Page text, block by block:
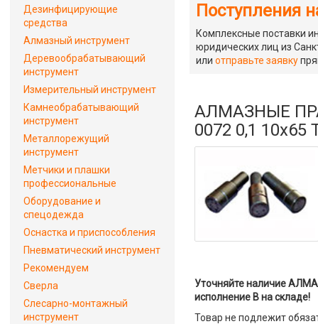
Поступления
Комплексные поставки
юридических лиц из
илиотправьте заявку
АЛМАЗНЫЕ
0072 0,1 10х65
Уточняйте наличие
исполнение В на складе!
Товар не подлежит
Дезинфицирующие
средства
Алмазный инструмент
Деревообрабатывающий
инструмент
Измерительный инструмент
Камнеобрабатывающий
инструмент
Металлорежущий
инструмент
Метчики и плашки
профессиональные
Оборудование и
спецодежда
Оснастка и приспособления
Пневматический инструмент
Рекомендуем
Сверла
Слесарно-монтажный
инструмент